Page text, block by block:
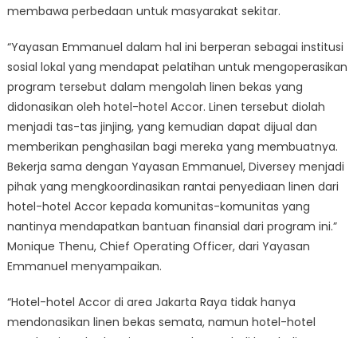
membawa perbedaan untuk masyarakat sekitar.
“Yayasan Emmanuel dalam hal ini berperan sebagai institusi
sosial lokal yang mendapat pelatihan untuk mengoperasikan
program tersebut dalam mengolah linen bekas yang
didonasikan oleh hotel-hotel Accor. Linen tersebut diolah
menjadi tas-tas jinjing, yang kemudian dapat dijual dan
memberikan penghasilan bagi mereka yang membuatnya.
Bekerja sama dengan Yayasan Emmanuel, Diversey menjadi
pihak yang mengkoordinasikan rantai penyediaan linen dari
hotel-hotel Accor kepada komunitas-komunitas yang
nantinya mendapatkan bantuan finansial dari program ini.”
Monique Thenu, Chief Operating Officer, dari Yayasan
Emmanuel menyampaikan.
“Hotel-hotel Accor di area Jakarta Raya tidak hanya
mendonasikan linen bekas semata, namun hotel-hotel